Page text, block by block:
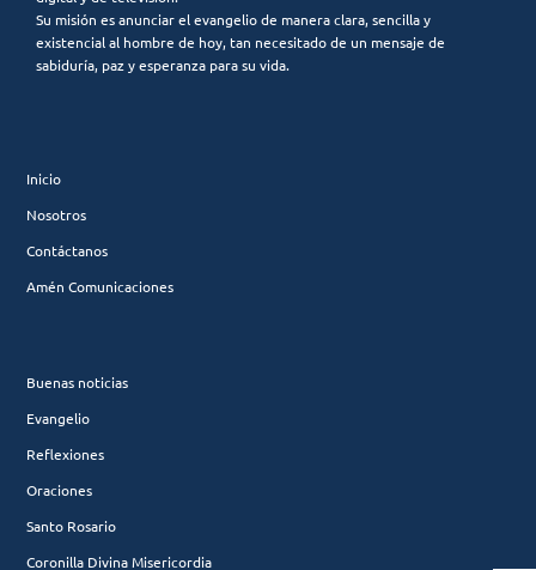
Su misión es anunciar el evangelio de manera clara, sencilla y
existencial al hombre de hoy, tan necesitado de un mensaje de
sabiduría, paz y esperanza para su vida.
Inicio
Nosotros
Contáctanos
Amén Comunicaciones
Buenas noticias
Evangelio
Reflexiones
Oraciones
Santo Rosario
Coronilla Divina Misericordia